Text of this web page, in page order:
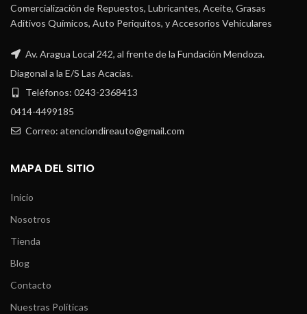
Comercialización de Repuestos, Lubricantes, Aceite, Grasas
Aditivos Químicos, Auto Periquitos, y Accesorios Vehiculares
Av. Aragua Local 242, al frente de la Fundación Mendoza.
Diagonal a la E/S Las Acacias.
Teléfonos: 0243-2368413
0414-4499185
Correo: atenciondireauto@gmail.com
MAPA DEL SITIO
Inicio
Nosotros
Tienda
Blog
Contacto
Nuestras Políticas